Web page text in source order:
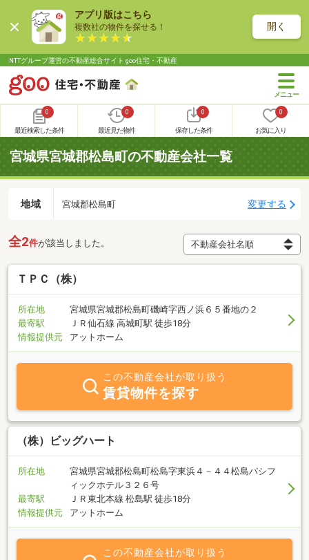
アプリ版はこちら
複数社の物件を探せる！ 開く
NTTグループ運営の不動産総合サイト goo住宅・不動産
0
最近検索した条件
0
最近見た物件
0
保存した条件
0
お気に入り
宮城県宮城郡松島町の不動産会社一覧
地域 宮城郡松島町 変更する
全2件が該当しました。
ＴＰＣ（株）
所在地
宮城県宮城郡松島町磯崎字西ノ浜６５番地の２
最寄駅
ＪＲ仙石線 高城町駅 徒歩18分
情報提供元
アットホーム
この不動産会社が取り扱う
賃貸物件を探す
（株）ビッグハート
所在地
宮城県宮城郡松島町松島字東浜４－４４松島パシフ
ィックホテル３２６号
最寄駅
ＪＲ東北本線 松島駅 徒歩18分
情報提供元
アットホーム
この不動産会社が取り扱う